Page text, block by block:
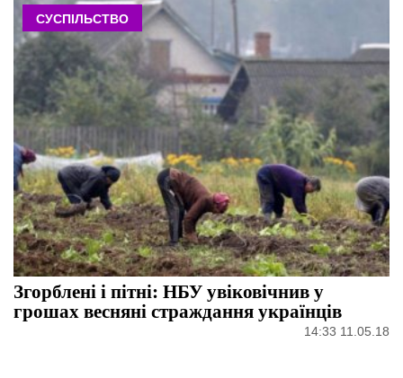
СУСПІЛЬСТВО
Згорблені і пітні: НБУ увіковічнив у
грошах весняні страждання українців
14:33 11.05.18